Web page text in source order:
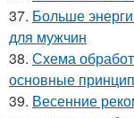
37. Больше
для мужчин
38. Схема
основные
39. Весенние